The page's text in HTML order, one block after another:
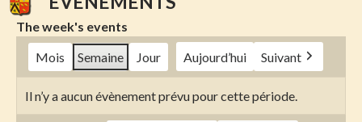
CONTENT
The week's events
Mois
Semaine Jour Aujourd’hui Suivant
Il n’y a aucun évènement prévu pour cette période.